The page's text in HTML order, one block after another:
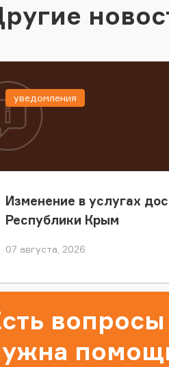
Изменение в услугах
Республики Крым
07 августа, 2026
уведомления